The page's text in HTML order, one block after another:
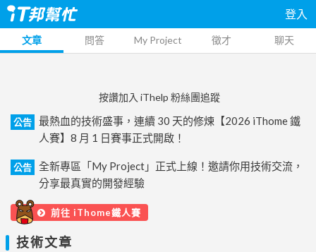
登入
文章 問答 My Project 徵才 聊天
按讚加入 iThelp 粉絲團追蹤
公告
最熱血的技術盛事，連續 30 天的修煉【2026 iThome 鐵
人賽】8 月 1 日賽事正式開啟！
公告
全新專區「My Project」正式上線！邀請你用技術交流，
分享最真實的開發經驗
前往 iThome鐵人賽
技術文章